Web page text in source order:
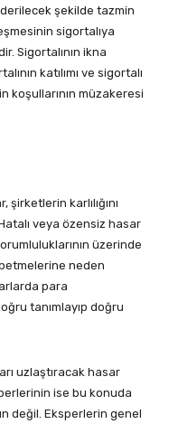
şekilde tazmin
sigortalıya
Sigortalının ikna
katılımı ve sigortalı
koşullarının müzakeresi
karlılığını
veya özensiz hasar
üzerinde
neden
para
tanımlayıp doğru
uzlaştıracak hasar
ise bu konuda
değil. Eksperlerin genel